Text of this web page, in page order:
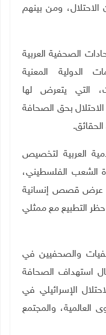
ومن بينهم
الصحفية العربية
الدولية المعنية
التي يتعرض لها
بحق الصحافة
.
العربية لتخصيص
الشعب الفلسطيني،
عرض قصص إنسانية
حظر التطبيع مع ممثلي
والصحفيين في
استهداف الصحافة
الإسرائيلي في
والمجتمع